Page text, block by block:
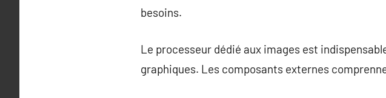
besoins.
Le processeur dédié aux images est
graphiques. Les composants externes